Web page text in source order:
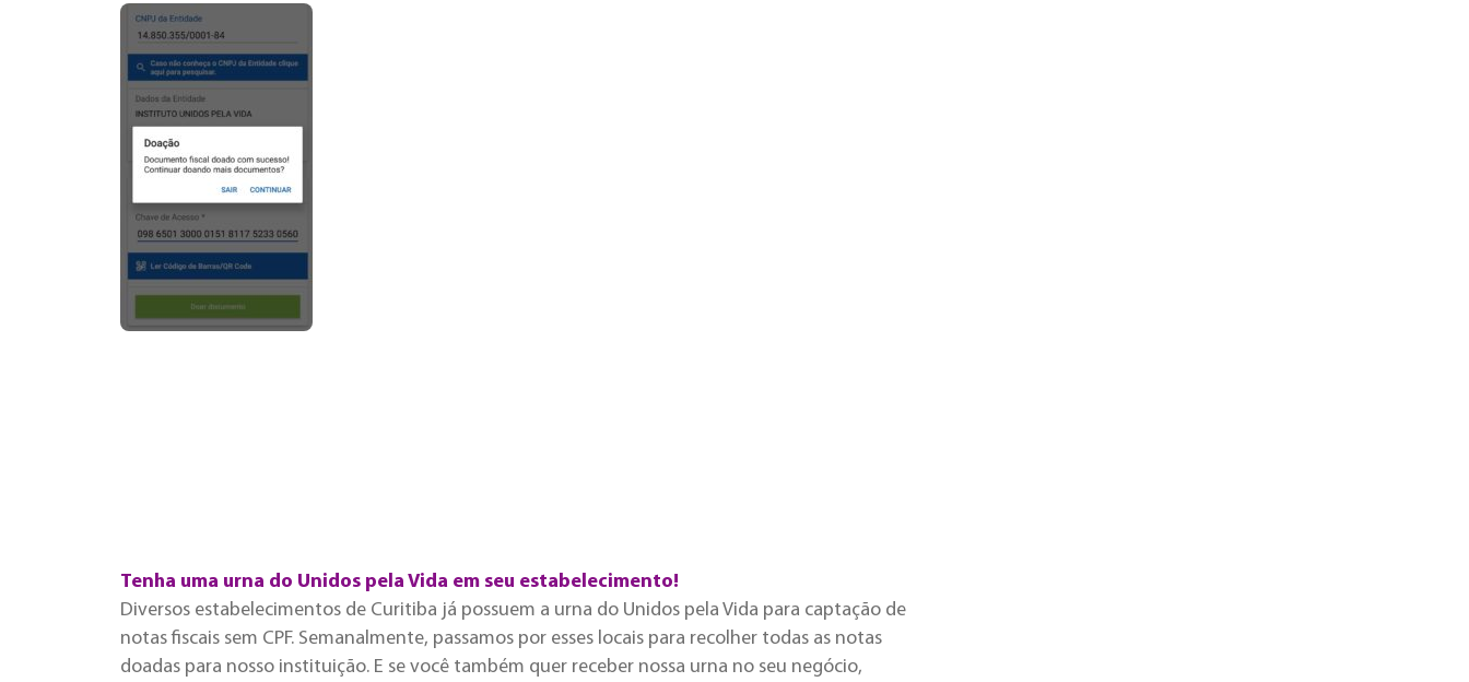
Tenha uma urna do Unidos pela Vida em seu estabelecimento!
Diversos estabelecimentos de Curitiba já possuem a urna do Unidos pela Vida para captação de
notas fiscais sem CPF. Semanalmente, passamos por esses locais para recolher todas as notas
doadas para nosso instituição. E se você também quer receber nossa urna no seu negócio,